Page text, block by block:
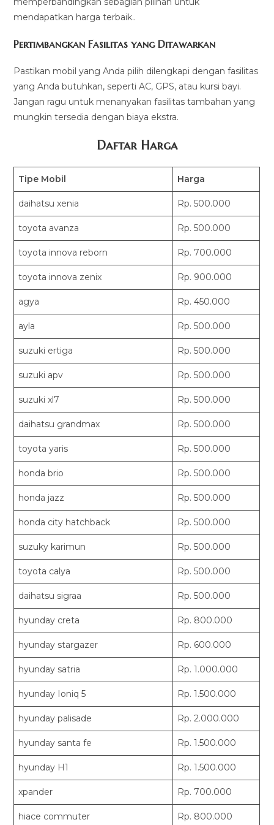
mendapatkan harga terbaik..
Pertimbangkan Fasilitas yang Ditawarkan
Pastikan mobil yang Anda pilih dilengkapi dengan fasilitas
yang Anda butuhkan, seperti AC, GPS, atau kursi bayi.
Jangan ragu untuk menanyakan fasilitas tambahan yang
mungkin tersedia dengan biaya ekstra.
Daftar Harga
Tipe Mobil Harga
daihatsu xenia Rp. 500.000
toyota avanza Rp. 500.000
toyota innova reborn Rp. 700.000
toyota innova zenix Rp. 900.000
agya Rp. 450.000
ayla Rp. 500.000
suzuki ertiga Rp. 500.000
suzuki apv Rp. 500.000
suzuki xl7 Rp. 500.000
daihatsu grandmax Rp. 500.000
toyota yaris Rp. 500.000
honda brio Rp. 500.000
honda jazz Rp. 500.000
honda city hatchback Rp. 500.000
suzuky karimun Rp. 500.000
toyota calya Rp. 500.000
daihatsu sigraa Rp. 500.000
hyunday creta Rp. 800.000
hyunday stargazer Rp. 600.000
hyunday satria Rp. 1.000.000
hyunday Ioniq 5 Rp. 1.500.000
hyunday palisade Rp. 2.000.000
hyunday santa fe Rp. 1.500.000
hyunday H1 Rp. 1.500.000
xpander Rp. 700.000
hiace commuter Rp. 800.000